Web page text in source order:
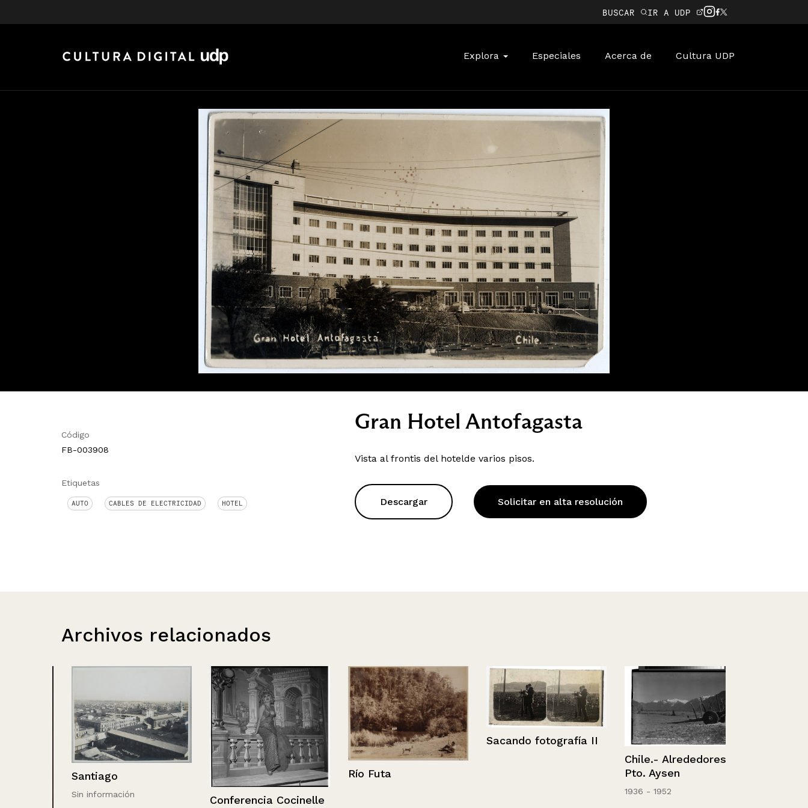
BUSCAR IR A UDP
Explora Especiales Acerca de Cultura UDP
Código
FB-003908
Etiquetas
AUTO CABLES DE ELECTRICIDAD HOTEL
Gran Hotel Antofagasta
Vista al frontis del hotelde varios pisos.
Descargar Solicitar en alta resolución
Archivos relacionados
Santiago
Sin información
Conferencia Cocinelle
Río Futa
Sacando fotografía II
Chile.- Alrededores de
Pto. Aysen
1936 - 1952